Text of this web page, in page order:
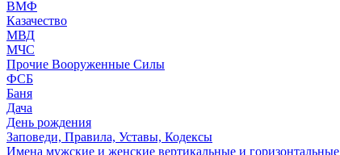
ВМФ
Казачество
МВД
МЧС
Прочие Вооруженные Силы
ФСБ
Баня
Дача
День рождения
Заповеди, Правила, Уставы, Кодексы
Имена мужские и женские вертикальные и горизонтальные